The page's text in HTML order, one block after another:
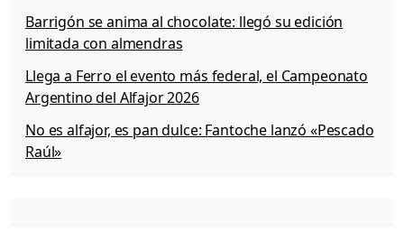
Barrigón se anima al chocolate: llegó su edición
limitada con almendras
Llega a Ferro el evento más federal, el Campeonato
Argentino del Alfajor 2026
No es alfajor, es pan dulce: Fantoche lanzó «Pescado
Raúl»